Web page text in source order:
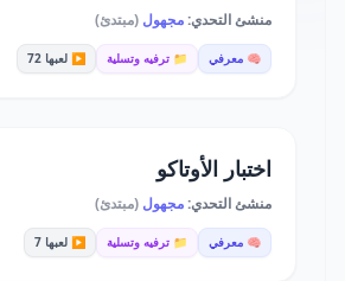
منشئ التحدي:مجهول (مبتدئ)
🧠 معرفي 📁 ترفيه وتسلية ▶️ لعبها 72
اختبار الأوتاكو
منشئ التحدي:مجهول (مبتدئ)
🧠 معرفي 📁 ترفيه وتسلية ▶️ لعبها 7